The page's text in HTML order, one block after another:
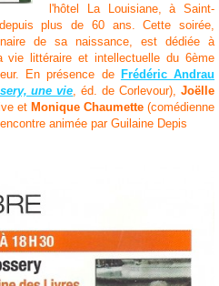
l'hôtel La Louisiane, à Saint-
plus de 60 ans. Cette soirée,
de sa naissance, est dédiée à
vie littéraire et intellectuelle du 6ème
En présence de Frédéric Andrau
une vie, éd. de Corlevour),Joëlle
et Monique Chaumette(comédienne
animée par Guilaine Depis